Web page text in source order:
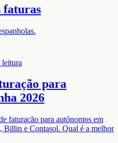
faturas
para
2026
faturação para autónomos em
Billin e Contasol. Qual é a melhor